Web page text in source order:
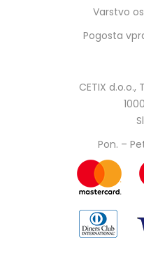
Varstvo
Pogosta
CETIX
Pon. –